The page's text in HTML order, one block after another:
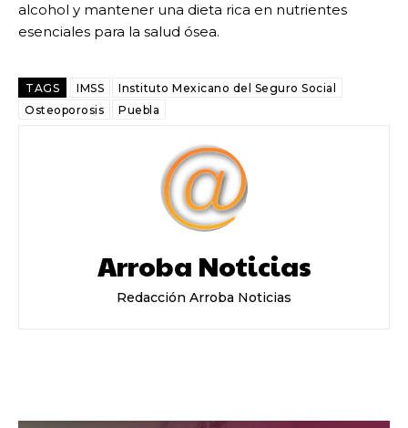
alcohol y mantener una dieta rica en nutrientes
esenciales para la salud ósea.
TAGS IMSS
Instituto Mexicano del Seguro Social
Osteoporosis
Puebla
Arroba Noticias
Redacción Arroba Noticias